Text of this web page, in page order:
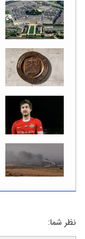
نظر شما: